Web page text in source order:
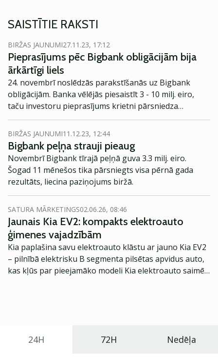
SAISTĪTIE RAKSTI
BIRŽAS JAUNUMI27.11.23, 17:12
Pieprasījums pēc Bigbank obligācijām bija
ārkārtīgi liels
24. novembrī noslēdzās parakstīšanās uz Bigbank
obligācijām. Banka vēlējās piesaistīt 3 - 10 milj. eiro,
taču investoru pieprasījums krietni pārsniedza
prognozes.
BIRŽAS JAUNUMI11.12.23, 12:44
Bigbank peļņa strauji pieaug
Novembrī Bigbank tīrajā peļņā guva 3.3 milj. eiro.
Šogad 11 mēnešos tika pārsniegts visa pērnā gada
rezultāts, liecina paziņojums biržā.
SATURA MĀRKETINGS02.06.26, 08:46
Jaunais Kia EV2: kompakts elektroauto
ģimenes vajadzībām
Kia paplašina savu elektroauto klāstu ar jauno Kia EV2
– pilnībā elektrisku B segmenta pilsētas apvidus auto,
kas kļūs par pieejamāko modeli Kia elektroauto saimē
24H 72H Nedēļa